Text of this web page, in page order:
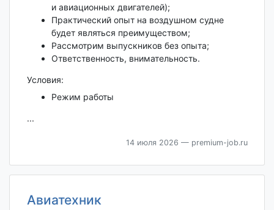
и авиационных двигателей);
Практический опыт на воздушном судне
будет являться преимуществом;
Рассмотрим выпускников без опыта;
Ответственность, внимательность.
Условия:
Режим работы
...
14 июля 2026 — premium-job.ru
Авиатехник